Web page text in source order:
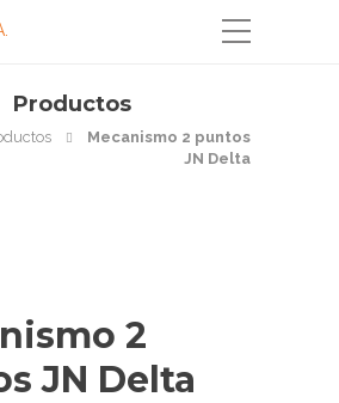
Productos
Mecanismo 2 puntos
JN Delta
2
JN Delta